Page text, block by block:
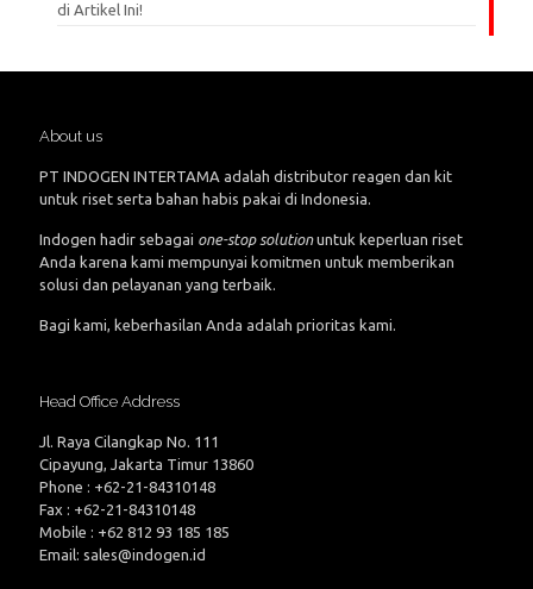
di Artikel Ini!
About us
PT INDOGEN INTERTAMA adalah distributor reagen dan kit
untuk riset serta bahan habis pakai di Indonesia.
Indogen hadir sebagai one-stop solutionuntuk keperluan riset
Anda karena kami mempunyai komitmen untuk memberikan
solusi dan pelayanan yang terbaik.
Bagi kami, keberhasilan Anda adalah prioritas kami.
Head Office Address
Jl. Raya Cilangkap No. 111
Cipayung, Jakarta Timur 13860
Phone : +62-21-84310148
Fax : +62-21-84310148
Mobile : +62 812 93 185 185
Email: sales@indogen.id